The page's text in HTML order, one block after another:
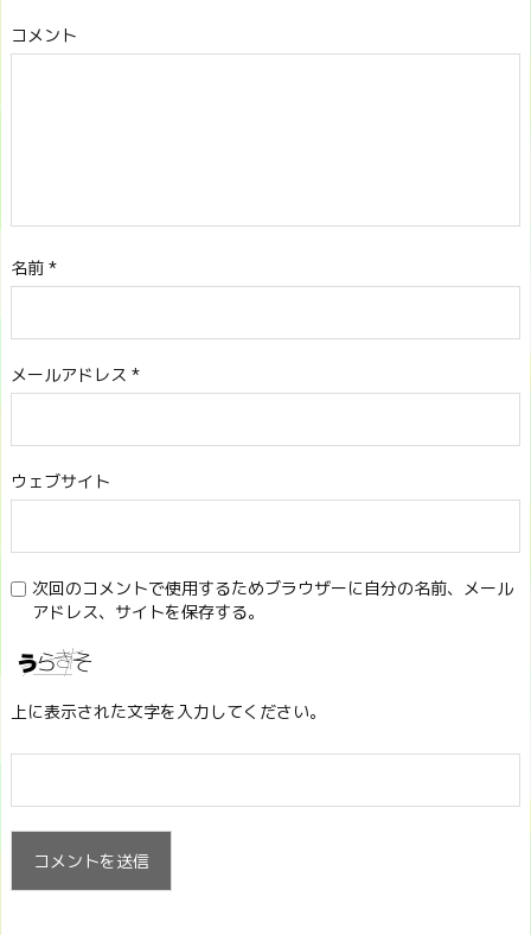
コメント
名前 *
メールアドレス *
ウェブサイト
次回のコメントで使用するためブラウザーに自分の名前、メール
アドレス、サイトを保存する。
上に表示された文字を入力してください。